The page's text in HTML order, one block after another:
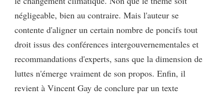
négligeable, bien au contraire. Mais l'auteur se
contente d'aligner un certain nombre de poncifs tout
droit issus des conférences intergouvernementales et
recommandations d'experts, sans que la dimension de
luttes n'émerge vraiment de son propos. Enfin, il
revient à Vincent Gay de conclure par un texte